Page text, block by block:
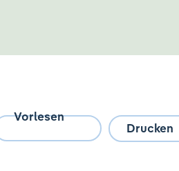
Vorlesen
Drucken